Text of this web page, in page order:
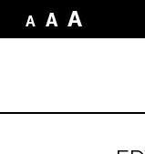
Przejdź do treści
Przejdź do
AZmień
wielkość
AZmień
wielkość
AZmień